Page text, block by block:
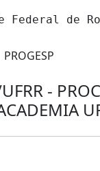
Federal de
PROGESP
-